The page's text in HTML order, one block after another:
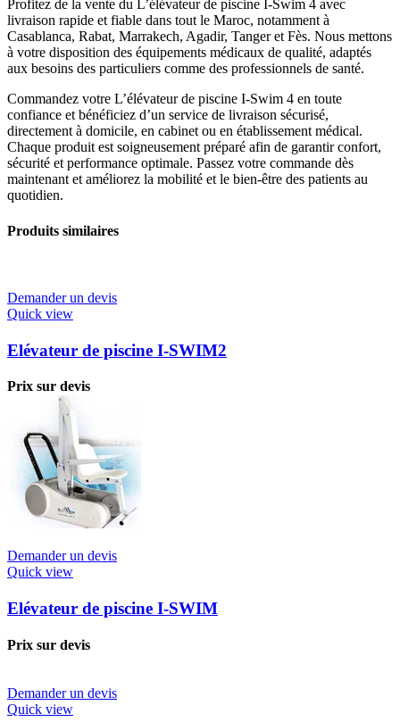
Profitez de la vente du L’élévateur de piscine I-Swim 4 avec
livraison rapide et fiable dans tout le Maroc, notamment à
Casablanca, Rabat, Marrakech, Agadir, Tanger et Fès. Nous mettons
à votre disposition des équipements médicaux de qualité, adaptés
aux besoins des particuliers comme des professionnels de santé.
Commandez votre L’élévateur de piscine I-Swim 4 en toute
confiance et bénéficiez d’un service de livraison sécurisé,
directement à domicile, en cabinet ou en établissement médical.
Chaque produit est soigneusement préparé afin de garantir confort,
sécurité et performance optimale. Passez votre commande dès
maintenant et améliorez la mobilité et le bien-être des patients au
quotidien.
Produits similaires
Demander un devis
Quick view
Elévateur de piscine I-SWIM2
Prix sur devis
Demander un devis
Quick view
Elévateur de piscine I-SWIM
Prix sur devis
Demander un devis
Quick view